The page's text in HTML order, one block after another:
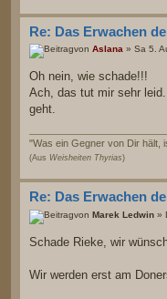
Re: Das Erwachen
von Aslana » Sa 5.
Oh nein, wie schade!!!
Ach, das tut mir sehr
geht.
"Was ein Gegner von Dir hält,
(Aus Weisheiten Thyrias)
Re: Das Erwachen
von Marek Ledwin »
Schade Rieke, wir
Wir werden erst am